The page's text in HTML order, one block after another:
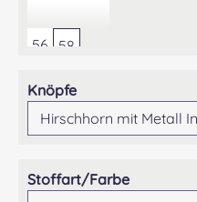
56 58
Knöpfeauswählen
Stoffart/Farbeauswählen